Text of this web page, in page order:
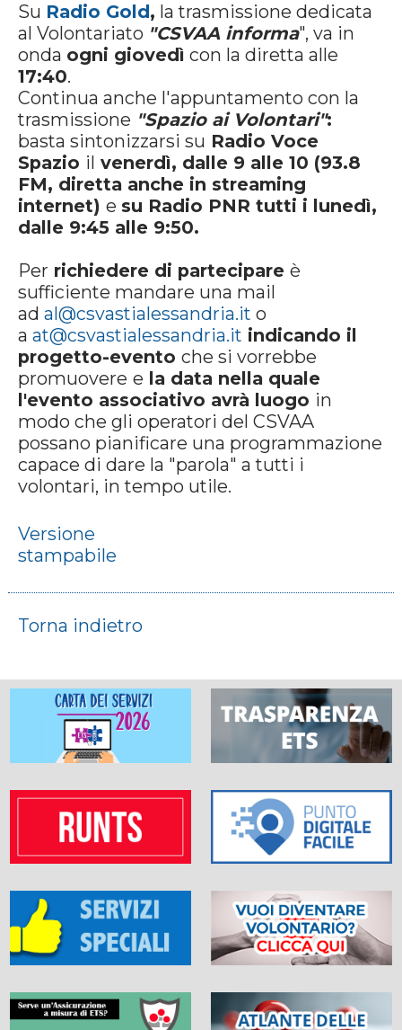
Su Radio Gold, la trasmissione dedicata
al Volontariato "CSVAA informa", va in
onda ogni giovedì con la diretta alle
17:40.
Continua anche l'appuntamento con la
trasmissione "Spazio ai Volontari":
basta sintonizzarsi su Radio Voce
Spazio il venerdì, dalle 9 alle 10 (93.8
FM, diretta anche in streaming
internet) e su Radio PNR tutti i lunedì,
dalle 9:45 alle 9:50.
Per richiedere di partecipare è
sufficiente mandare una mail
ad al@csvastialessandria.it o
a at@csvastialessandria.it indicando il
progetto-evento che si vorrebbe
promuovere e la data nella quale
l'evento associativo avrà luogo in
modo che gli operatori del CSVAA
possano pianificare una programmazione
capace di dare la "parola" a tutti i
volontari, in tempo utile.
Versione
stampabile
Torna indietro